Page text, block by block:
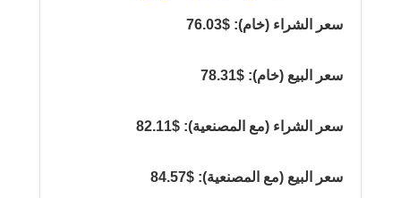
سعر الشراء (خام): $76.03
سعر البيع (خام): $78.31
سعر الشراء (مع المصنعية): $82.11
سعر البيع (مع المصنعية): $84.57